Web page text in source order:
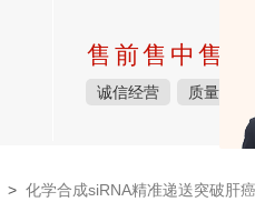
售前售中售
诚信经营 质量保障
> 化学合成siRNA精准递送突破肝